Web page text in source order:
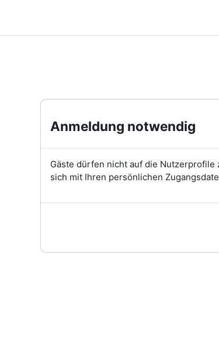
Anmeldung notwendig
Gäste dürfen nicht auf die Nutzerprofile
sich mit Ihren persönlichen